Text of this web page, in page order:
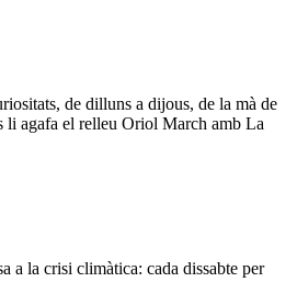
de dilluns a dijous, de la mà de
li agafa el relleu Oriol March amb La
a la crisi climàtica: cada dissabte per